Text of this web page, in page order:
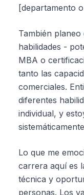
[departamento
También
habilidades -
MBA o
tanto las
comerciales.
diferentes
individual, y
Lo que me
carrera aquí es
técnica y
personas. Los